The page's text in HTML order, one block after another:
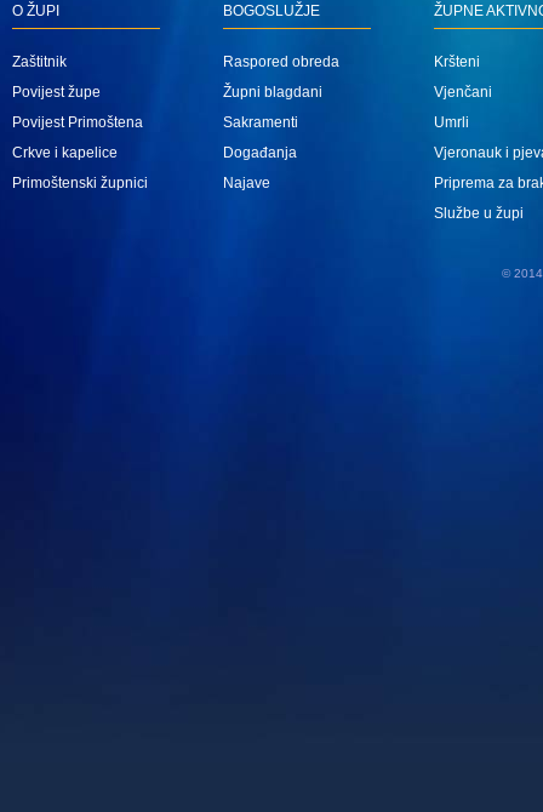
O ŽUPI
Zaštitnik
Povijest župe
Povijest Primoštena
Crkve i kapelice
Primoštenski župnici
BOGOSLUŽJE
Raspored obreda
Župni blagdani
Sakramenti
Događanja
Najave
ŽUPNE
Kršteni
Vjenčani
Umrli
Vjeronauk i
Priprema za
Službe u župi
© 2014